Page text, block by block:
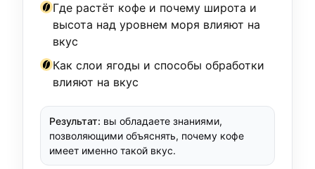
Где растёт кофе и почему широта и
высота над уровнем моря влияют на
вкус
Как слои ягоды и способы обработки
влияют на вкус
Результат: вы обладаете знаниями,
позволяющими объяснять, почему кофе
имеет именно такой вкус.